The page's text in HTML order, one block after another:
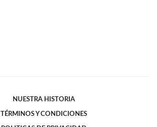
NUESTRA HISTORIA
TÉRMINOS Y CONDICIONES